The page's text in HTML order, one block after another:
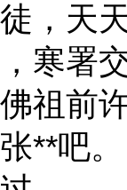
，天
寒署
祖前
张**吧